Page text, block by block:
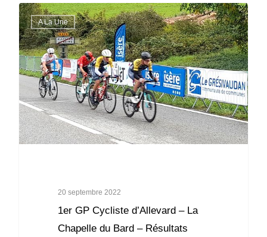
A La Une
20 septembre 2022
1er GP Cycliste d’Allevard – La
Chapelle du Bard – Résultats